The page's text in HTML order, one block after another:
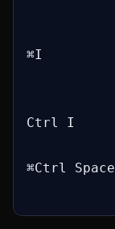
⌘I          -
Ctrl I
⌘Ctrl